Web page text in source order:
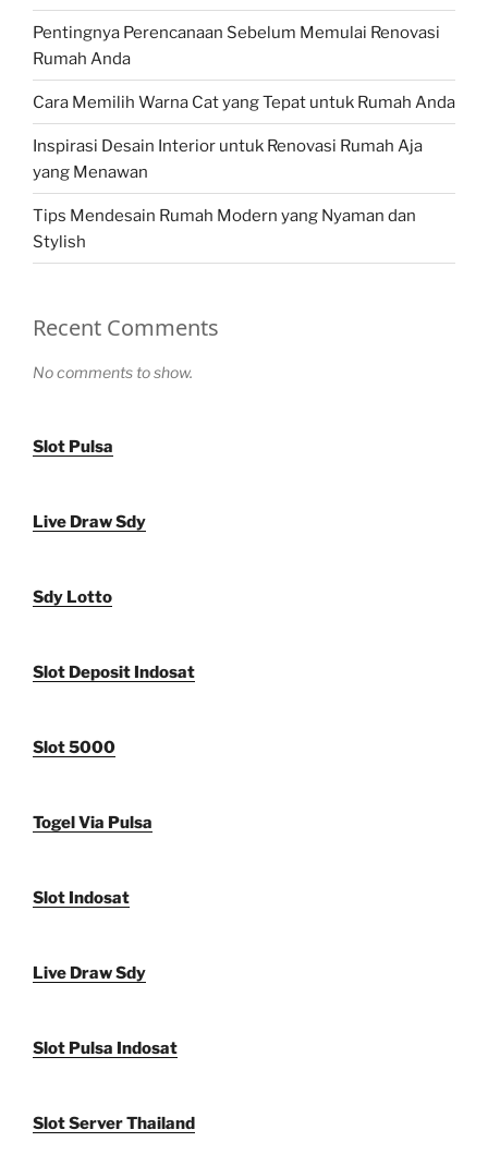
Pentingnya Perencanaan Sebelum Memulai Renovasi
Rumah Anda
Cara Memilih Warna Cat yang Tepat untuk Rumah Anda
Inspirasi Desain Interior untuk Renovasi Rumah Aja
yang Menawan
Tips Mendesain Rumah Modern yang Nyaman dan
Stylish
Recent Comments
No comments to show.
Slot Pulsa
Live Draw Sdy
Sdy Lotto
Slot Deposit Indosat
Slot 5000
Togel Via Pulsa
Slot Indosat
Live Draw Sdy
Slot Pulsa Indosat
Slot Server Thailand